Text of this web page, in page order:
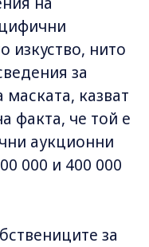
изкуство, нито
за
маската, казват
факта, че той е
аукционни
000 и 400 000
за